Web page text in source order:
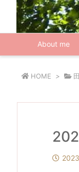
About me
HOME >